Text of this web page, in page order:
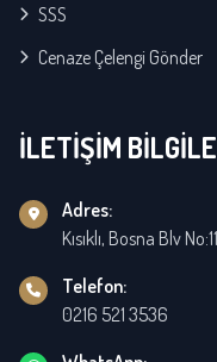
SSS
Cenaze Çelengi Gönder
İLETİŞİM
Adres:
Kısıklı, Bosna Blv
Telefon:
0216 521 3536